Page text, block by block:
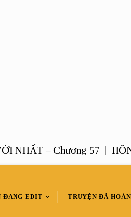
– Chương 57 |HÔN
ĐANG EDIT TRUYỆN ĐÃ HOÀN